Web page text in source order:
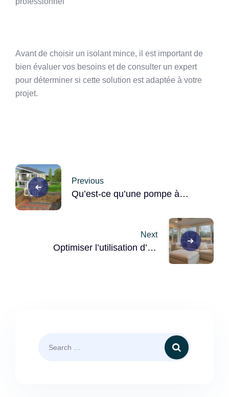
Avant de choisir un isolant mince, il est important de
bien évaluer vos besoins et de consulter un expert
pour déterminer si cette solution est adaptée à votre
projet.
Post
navigation
Previous
Qu’est-ce qu’une pompe à
Next
Optimiser l’utilisation d’un